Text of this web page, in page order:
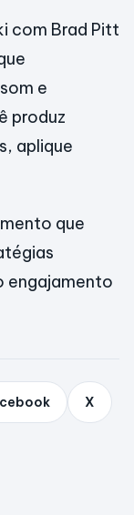
com Brad Pitt
e
produz
aplique
que
engajamento
X